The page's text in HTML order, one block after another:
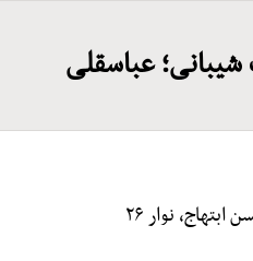
عباسقلی
ابتهاج، نوار ۲۶